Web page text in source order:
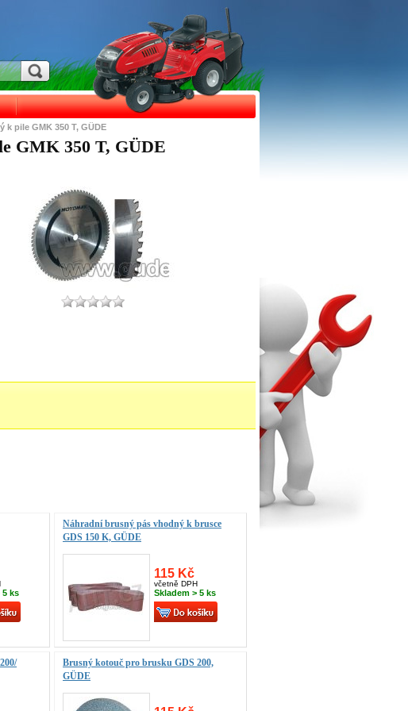
pile GMK 350 T, GÜDE
GMK 350 T, GÜDE
5 ks
Náhradní brusný pás vhodný k brusce
GDS 150 K, GÜDE
115 Kč
včetně DPH
Skladem > 5 ks
Brusný kotouč pro brusku GDS 200,
GÜDE